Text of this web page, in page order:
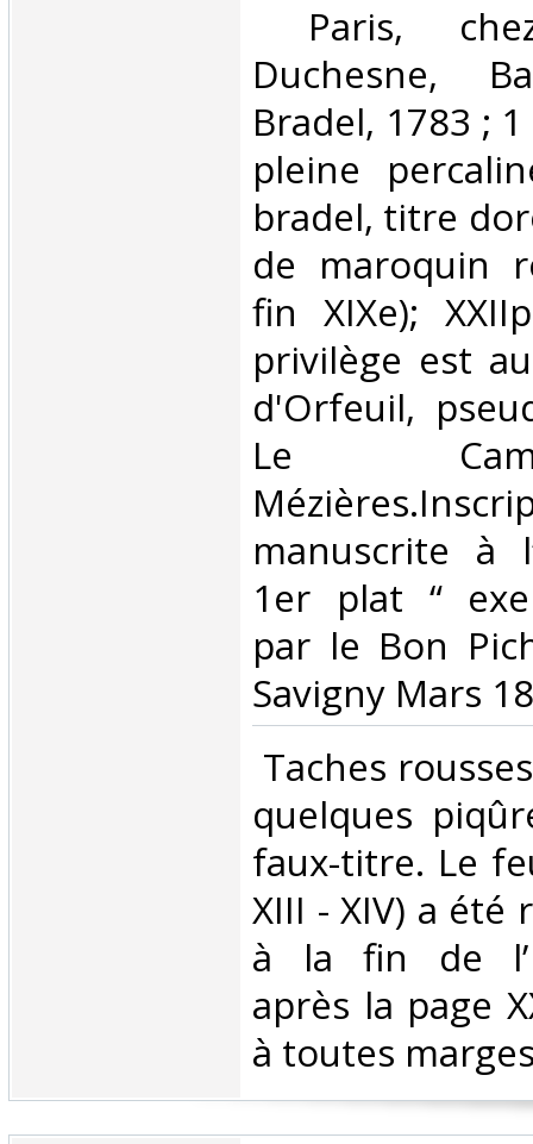
Paris,
Duchesne,
Bradel, 1783 ;
pleine
bradel, titre
de maroquin
fin XIXe);
privilège est
d'Orfeuil,
Le
manuscrite à
1er plat “
par le Bon
Savigny Mars
Taches
quelques
faux-titre. Le
XIII - XIV) a
à la fin de l’
après la page
à toutes